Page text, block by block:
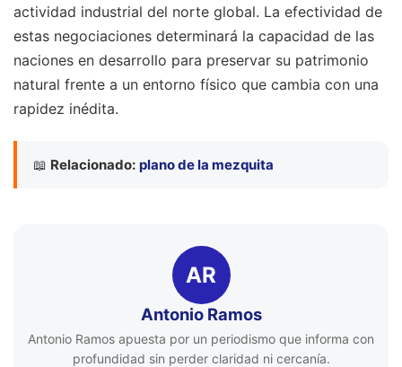
actividad industrial del norte global. La efectividad de
estas negociaciones determinará la capacidad de las
naciones en desarrollo para preservar su patrimonio
natural frente a un entorno físico que cambia con una
rapidez inédita.
📖 Relacionado: plano de la mezquita
AR
Antonio Ramos
Antonio Ramos apuesta por un periodismo que informa con
profundidad sin perder claridad ni cercanía.